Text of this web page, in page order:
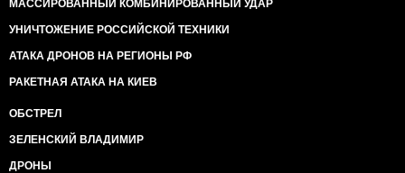
МАССИРОВАННЫЙ КОМБИНИРОВАННЫЙ УДАР
УНИЧТОЖЕНИЕ РОССИЙСКОЙ ТЕХНИКИ
АТАКА ДРОНОВ НА РЕГИОНЫ РФ
РАКЕТНАЯ АТАКА НА КИЕВ
ОБСТРЕЛ
ЗЕЛЕНСКИЙ ВЛАДИМИР
ДРОНЫ